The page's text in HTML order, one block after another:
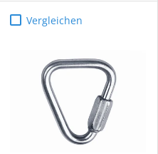
Vergleichen